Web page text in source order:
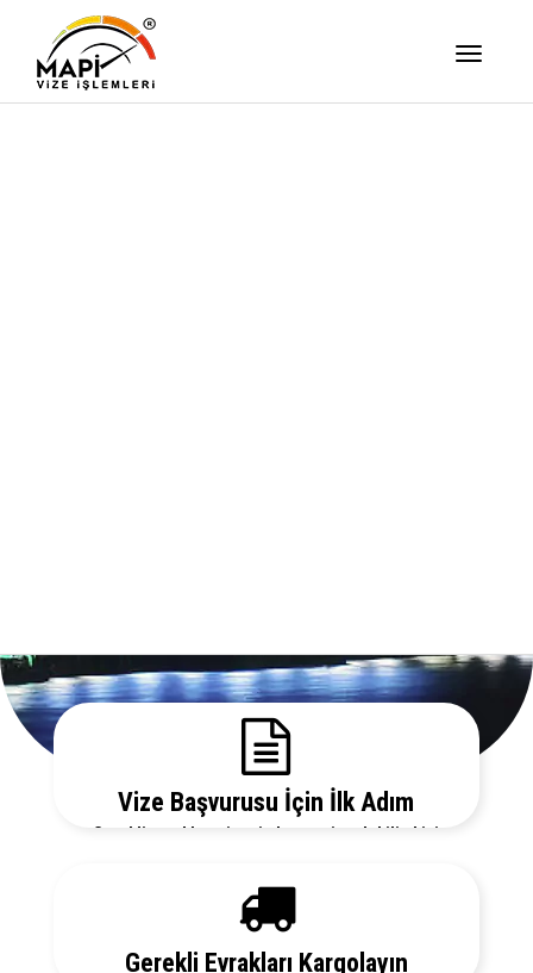
Vize Başvurusu İçin İlk Adım
Gerekli evrakları sitemizden temin edebilir, bizi
Gerekli Evrakları Kargolayın